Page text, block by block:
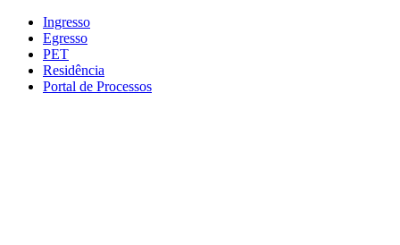
Conteúdo principal
Ingresso
Egresso
PET
Residência
Portal de Processos